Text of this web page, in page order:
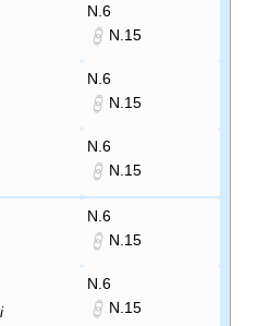
N.6
N.15
N.6
N.15
N.6
N.15
N.6
N.15
N.6
N.15